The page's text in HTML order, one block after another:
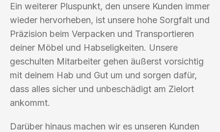
Ein weiterer Pluspunkt, den unsere Kunden immer
wieder hervorheben, ist unsere hohe Sorgfalt und
Präzision beim Verpacken und Transportieren
deiner Möbel und Habseligkeiten. Unsere
geschulten Mitarbeiter gehen äußerst vorsichtig
mit deinem Hab und Gut um und sorgen dafür,
dass alles sicher und unbeschädigt am Zielort
ankommt.
Darüber hinaus machen wir es unseren Kunden